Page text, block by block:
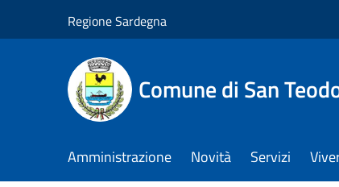
Regione Sardegna
Comune di San
Amministrazione Novità Servizi